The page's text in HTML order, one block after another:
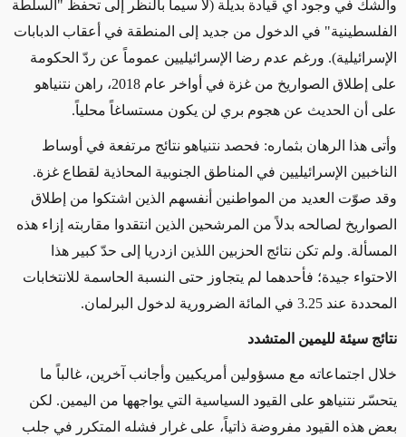
والشك في وجود أي قيادة بديلة (لا سيما بالنظر إلى تحفظ "السلطة
الفلسطينية" في الدخول من جديد إلى المنطقة في أعقاب الدبابات
الإسرائيلية). ورغم عدم رضا الإسرائيليين عموماً عن ردّ الحكومة
على إطلاق الصواريخ من غزة في أواخر عام 2018، راهن نتنياهو
على أن الحديث عن هجوم بري لن يكون مستساغاً محلياً.
وأتى هذا الرهان بثماره: فحصد نتنياهو نتائج مرتفعة في أوساط
الناخبين الإسرائيليين في المناطق الجنوبية المحاذية لقطاع غزة.
وقد صوّت العديد من المواطنين أنفسهم الذين اشتكوا من إطلاق
الصواريخ لصالحه بدلاً من المرشحين الذين انتقدوا مقاربته إزاء هذه
المسألة. ولم تكن نتائج الحزبين اللذين ازدريا إلى حدّ كبير هذا
الاحتواء جيدة؛ فأحدهما لم يتجاوز حتى النسبة الحاسمة للانتخابات
المحددة عند 3.25 في المائة الضرورية لدخول البرلمان.
نتائج سيئة لليمين المتشدد
خلال اجتماعاته مع مسؤولين أمريكيين وأجانب آخرين، غالباً ما
يتحسّر نتنياهو على القيود السياسية التي يواجهها من اليمين. لكن
بعض هذه القيود مفروضة ذاتياً، على غرار فشله المتكرر في جلب